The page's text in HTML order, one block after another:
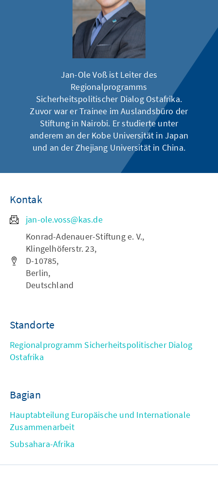
Jan-Ole Voß ist Leiter des
Regionalprogramms
Sicherheitspolitischer Dialog Ostafrika.
Zuvor war er Trainee im Auslandsbüro der
Stiftung in Nairobi. Er studierte unter
anderem an der Kobe Universität in Japan
und an der Zhejiang Universität in China.
Kontak
jan-ole.voss@kas.de
Konrad-Adenauer-Stiftung e. V.,
Klingelhöferstr. 23,
D-10785,
Berlin,
Deutschland
Standorte
Regionalprogramm Sicherheitspolitischer Dialog
Ostafrika
Bagian
Hauptabteilung Europäische und Internationale
Zusammenarbeit
Subsahara-Afrika